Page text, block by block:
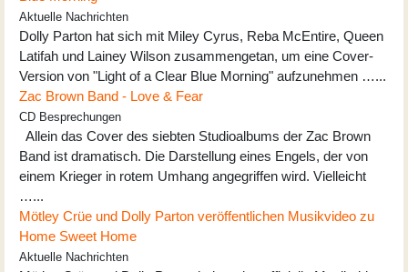
Aktuelle Nachrichten
Dolly Parton hat sich mit Miley Cyrus, Reba McEntire, Queen
Latifah und Lainey Wilson zusammengetan, um eine Cover-
Version von "Light of a Clear Blue Morning" aufzunehmen …...
Zac Brown Band - Love & Fear
CD Besprechungen
Allein das Cover des siebten Studioalbums der Zac Brown
Band ist dramatisch. Die Darstellung eines Engels, der von
einem Krieger in rotem Umhang angegriffen wird. Vielleicht
…...
Mötley Crüe und Dolly Parton veröffentlichen Musikvideo zu
Home Sweet Home
Aktuelle Nachrichten